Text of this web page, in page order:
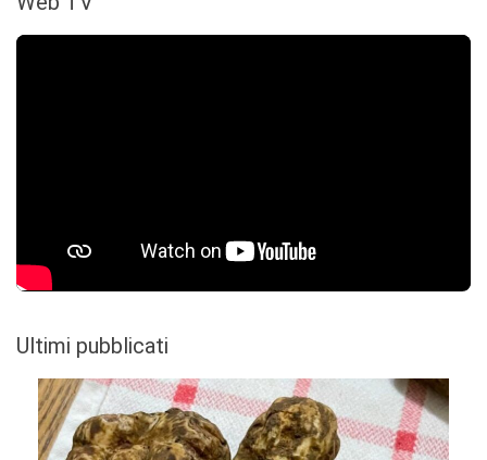
Ultimi pubblicati